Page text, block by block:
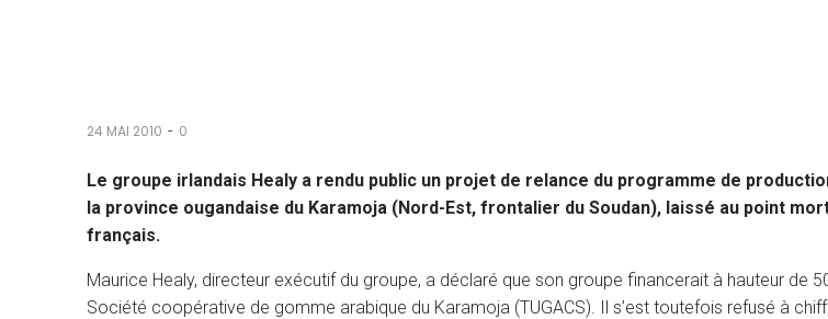
24 MAI 2010 - 0
Le groupe irlandais Healy a rendu public un projet de relance du programme de
la province ougandaise du Karamoja (Nord-Est, frontalier du Soudan), laissé au point
français.
Maurice Healy, directeur exécutif du groupe, a déclaré que son groupe financerait à hauteur de
Société coopérative de gomme arabique du Karamoja (TUGACS). Il s’est toutefois refusé à